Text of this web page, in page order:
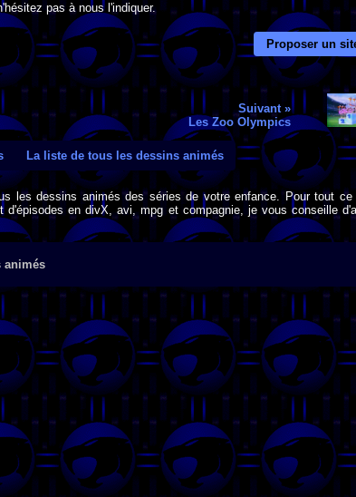
pas à nous l'indiquer.
Proposer un
Suivant »
Les Zoo Olympics
La liste de tous les dessins animés
les dessins animés des séries de votre enfance. Pour tout ce
en divX, avi, mpg et compagnie, je vous conseille
animés